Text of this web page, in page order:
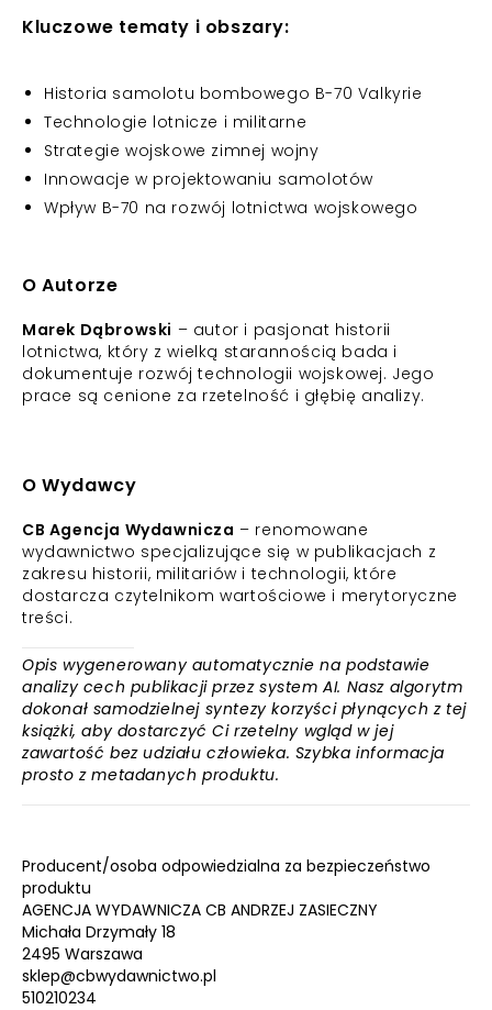
Kluczowe tematy i obszary:
Historia samolotu bombowego B-70 Valkyrie
Technologie lotnicze i militarne
Strategie wojskowe zimnej wojny
Innowacje w projektowaniu samolotów
Wpływ B-70 na rozwój lotnictwa wojskowego
O Autorze
Marek Dąbrowski – autor i pasjonat historii
lotnictwa, który z wielką starannością bada i
dokumentuje rozwój technologii wojskowej. Jego
prace są cenione za rzetelność i głębię analizy.
O Wydawcy
CB Agencja Wydawnicza – renomowane
wydawnictwo specjalizujące się w publikacjach z
zakresu historii, militariów i technologii, które
dostarcza czytelnikom wartościowe i merytoryczne
treści.
Opis wygenerowany automatycznie na podstawie
analizy cech publikacji przez system AI. Nasz algorytm
dokonał samodzielnej syntezy korzyści płynących z tej
książki, aby dostarczyć Ci rzetelny wgląd w jej
zawartość bez udziału człowieka. Szybka informacja
prosto z metadanych produktu.
Producent/osoba odpowiedzialna za bezpieczeństwo
produktu
AGENCJA WYDAWNICZA CB ANDRZEJ ZASIECZNY
Michała Drzymały 18
2495 Warszawa
sklep@cbwydawnictwo.pl
510210234